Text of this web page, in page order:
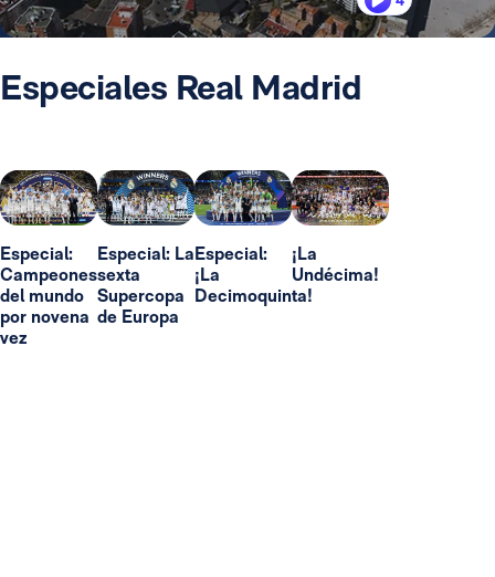
Especiales Real Madrid
Especial:
Campeones
del mundo
por novena
vez
Especial: La
sexta
Supercopa
de Europa
Especial:
¡La
Decimoquinta!
¡La
Undécima!